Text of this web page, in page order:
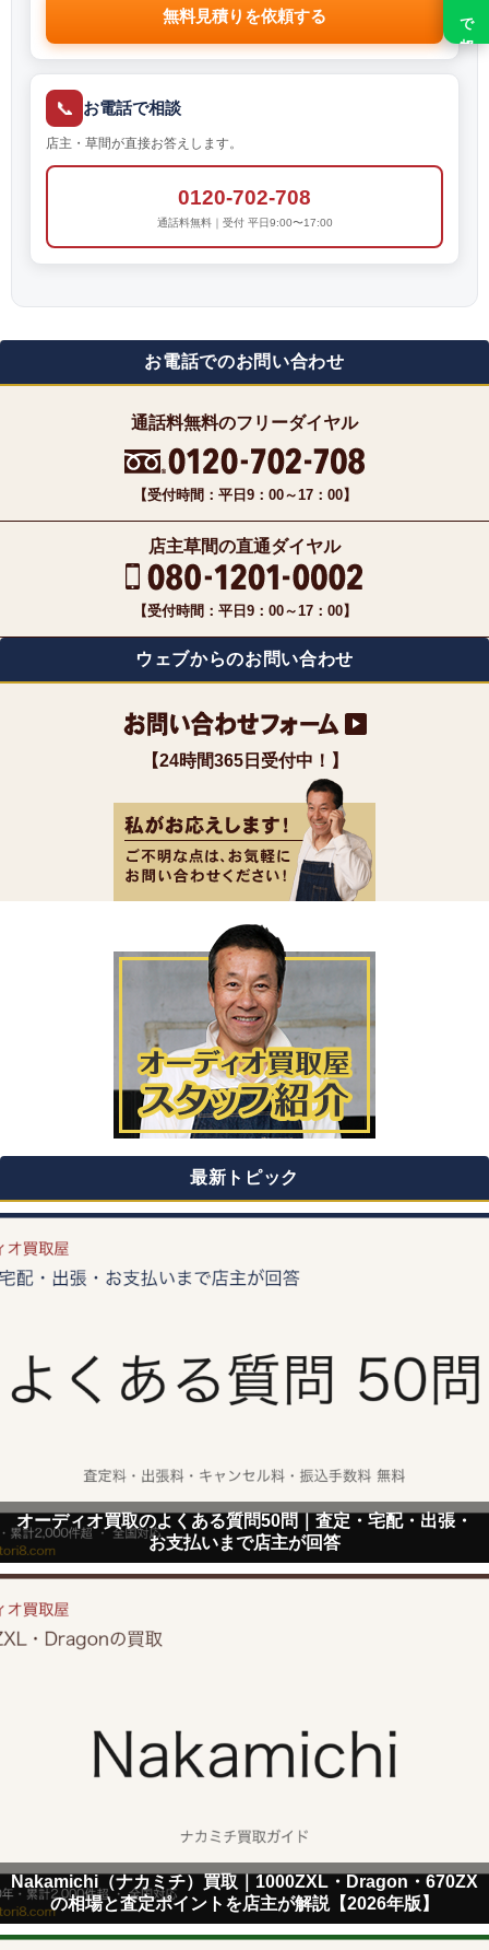
無料見積りを依頼する
📞 お電話で相談
店主・草間が直接お答えします。
0120-702-708
通話料無料｜受付 平日9:00〜17:00
お電話でのお問い合わせ
通話料無料のフリーダイヤル
【受付時間：平日9：00～17：00】
店主草間の直通ダイヤル
【受付時間：平日9：00～17：00】
ウェブからのお問い合わせ
【24時間365日受付中！】
最新トピック
オーディオ買取のよくある質問50問｜査定・宅配・出張・
お支払いまで店主が回答
Nakamichi（ナカミチ）買取｜1000ZXL・Dragon・670ZX
の相場と査定ポイントを店主が解説【2026年版】